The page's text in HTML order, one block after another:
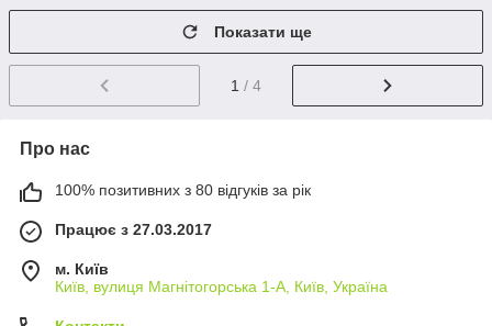
Показати ще
1 / 4
Про нас
100% позитивних з 80 відгуків за рік
Працює з 27.03.2017
м. Київ
Київ, вулиця Магнітогорська 1-А, Київ, Україна